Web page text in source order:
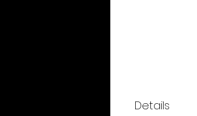
Details